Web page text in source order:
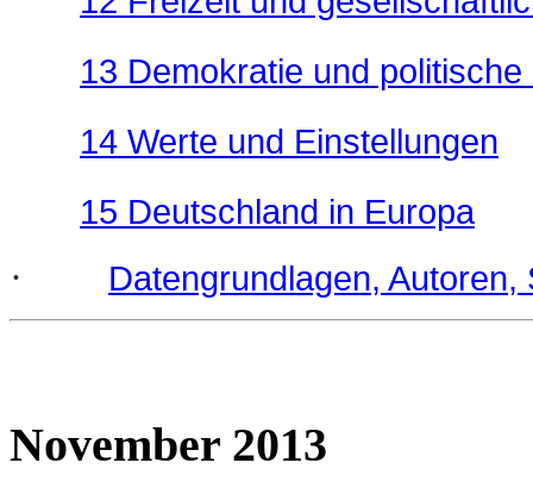
13 Demokratie und
14 Werte und Einstellungen
15 Deutschland in Europa
· Datengrundlagen,
November 2013